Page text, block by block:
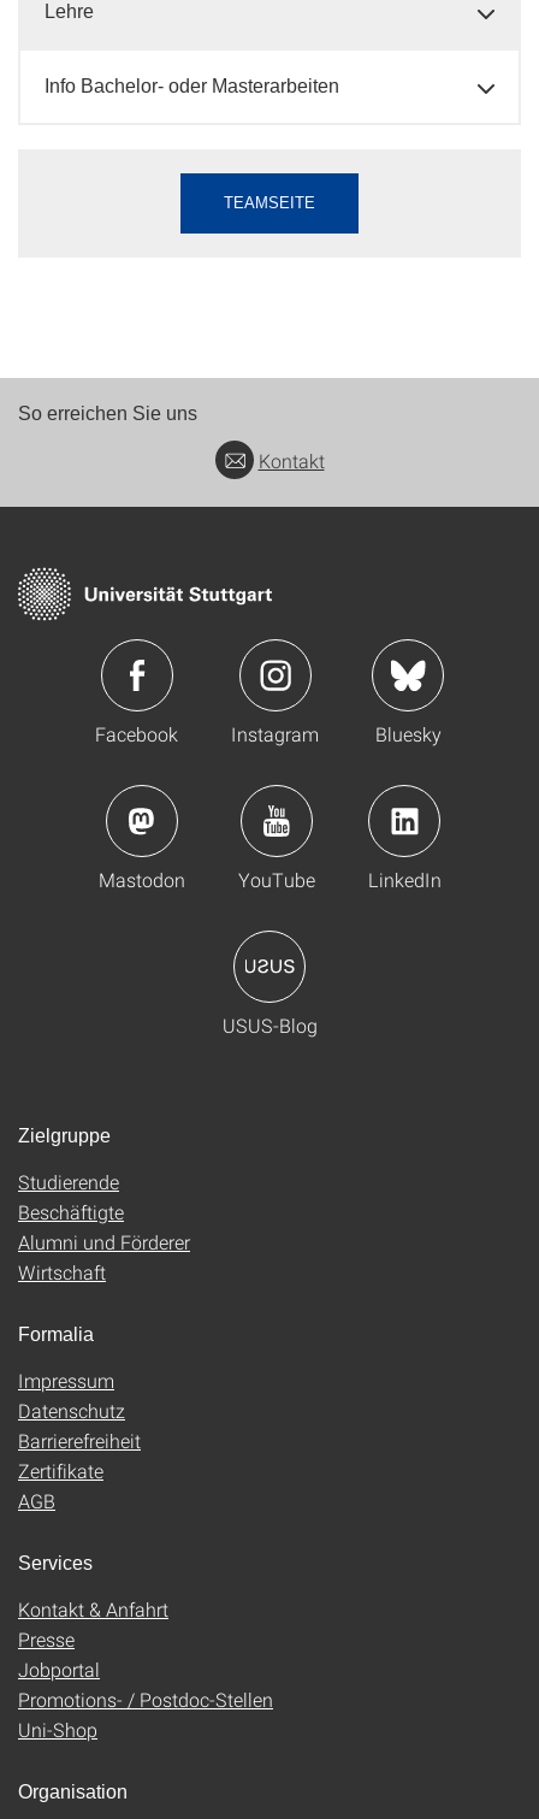
Lehre
Info Bachelor- oder Masterarbeiten
TEAMSEITE
So erreichen Sie uns
Kontakt
Facebook Instagram Bluesky
Mastodon YouTube LinkedIn
USUS-Blog
Zielgruppe
Studierende
Beschäftigte
Alumni und Förderer
Wirtschaft
Formalia
Impressum
Datenschutz
Barrierefreiheit
Zertifikate
AGB
Services
Kontakt & Anfahrt
Presse
Jobportal
Promotions- / Postdoc-Stellen
Uni-Shop
Organisation